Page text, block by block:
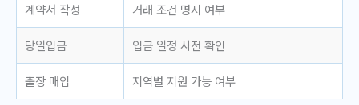
계약서 작성 거래 조건 명시 여부
당일입금 입금 일정 사전 확인
출장 매입 지역별 지원 가능 여부